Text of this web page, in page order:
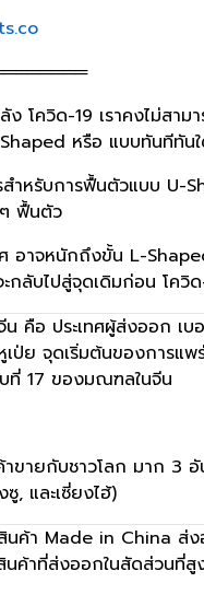
โควิด-19 เราคงไม่สาม
หรือ แบบทันทีทัน
สำหรับการฟื้นตัวแบบ U-
ฟื้นตัว
ศ อาจหนักถึงขั้น L-
กลับไปสู่จุดเดิมก่อน โควิ
คือ ประเทศผู้ส่งออก เบ
ป่ย จุดเริ่มต้นของการแพ
ที่ 17 ของมณฑลในจีน
ขายกับชาวโลก มาก 3
, และเซี่ยงไฮ้)
ค้า Made in China ส่ง
ค้าที่ส่งออกในสัดส่วนที่สู